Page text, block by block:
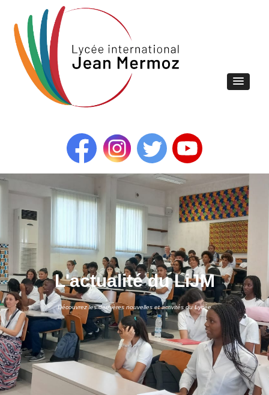
L'actualité du LiJM
Découvrez les dernières nouvelles et activités du Lycée